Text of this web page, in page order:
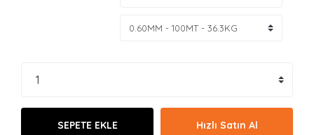
SEPETE EKLE Hızlı Satın Al